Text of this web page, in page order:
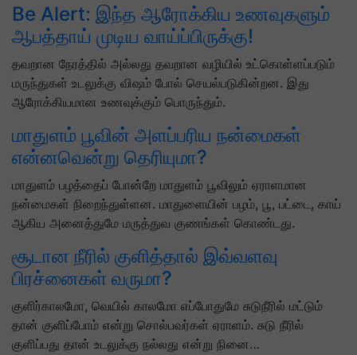
Be Alert: இந்த ஆரோக்கிய உணவுகளும்
ஆபத்தாய் முடிய வாய்ப்பிருக்கு!
தவறான நேரத்தில் அல்லது தவறான வழியில் உட்கொள்ளப்படும்
மருந்துகள் உடலுக்கு விஷம் போல் செயல்படுகின்றன. இது
ஆரோக்கியமான உணவுக்கும் பொருந்தும்.
மாதுளம் பூவின் அளப்பரிய நன்மைகள்
என்னவென்று தெரியுமா?
மாதுளம் பழத்தைப் போன்றே மாதுளம் பூவிலும் ஏராளமான
நன்மைகள் நிறைந்துள்ளன. மாதுளையின் பழம், பூ, பட்டை, காய்
ஆகிய அனைத்துமே மருத்துவ குணங்கள் கொண்டது.
சூடான நீரில் குளித்தால் இவ்வளவு
பிரச்னைகள் வருமா?
குளிர்காலமோ, வெயில் காலமோ எப்போதுமே சுடுநீரில் மட்டும்
தான் குளிப்போம் என்று சொல்பவர்கள் ஏராளம். சுடு நீரில்
குளிப்பது தான் உடலுக்கு நல்லது என்று நினை…